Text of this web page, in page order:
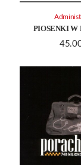
PIOSENKI W